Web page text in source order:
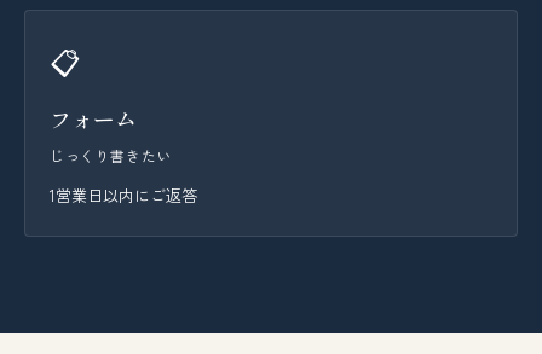
📋
フォーム
じっくり書きたい
1営業日以内にご返答